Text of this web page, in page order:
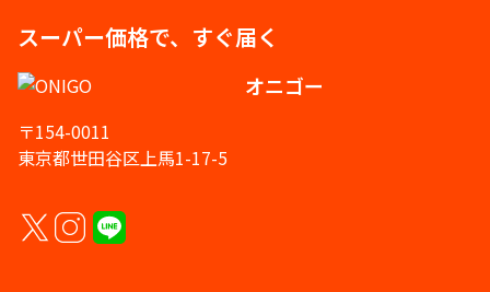
スーパー価格で、すぐ届く
オニゴー
〒154-0011
東京都世田谷区上馬1-17-5